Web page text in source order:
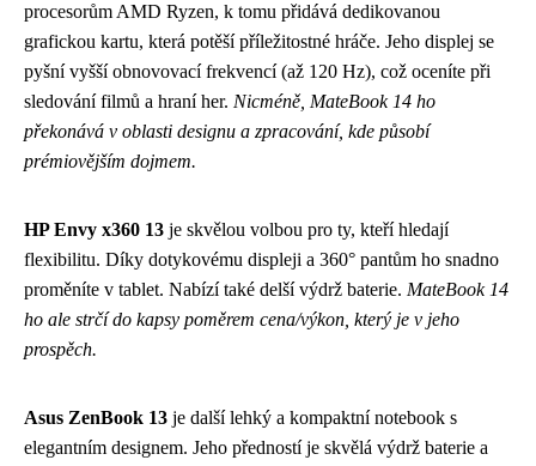
procesorům AMD Ryzen, k tomu přidává dedikovanou
grafickou kartu, která potěší příležitostné hráče. Jeho displej se
pyšní vyšší obnovovací frekvencí (až 120 Hz), což oceníte při
sledování filmů a hraní her. Nicméně, MateBook 14 ho
překonává v oblasti designu a zpracování, kde působí
prémiovějším dojmem.
HP Envy x360 13 je skvělou volbou pro ty, kteří hledají
flexibilitu. Díky dotykovému displeji a 360° pantům ho snadno
proměníte v tablet. Nabízí také delší výdrž baterie. MateBook 14
ho ale strčí do kapsy poměrem cena/výkon, který je v jeho
prospěch.
Asus ZenBook 13 je další lehký a kompaktní notebook s
elegantním designem. Jeho předností je skvělá výdrž baterie a